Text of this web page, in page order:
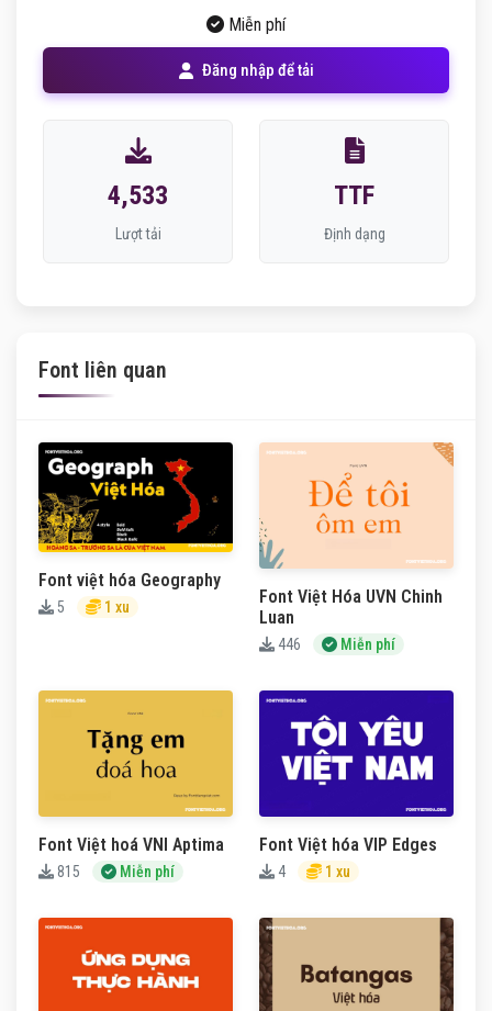
Miễn phí
Đăng nhập để tải
4,533
Lượt tải
TTF
Định dạng
Font liên quan
Font việt hóa Geography
5 1 xu
Font Việt Hóa UVN Chinh
Luan
446 Miễn phí
Font Việt hoá VNI Aptima
815 Miễn phí
Font Việt hóa VIP Edges
4 1 xu